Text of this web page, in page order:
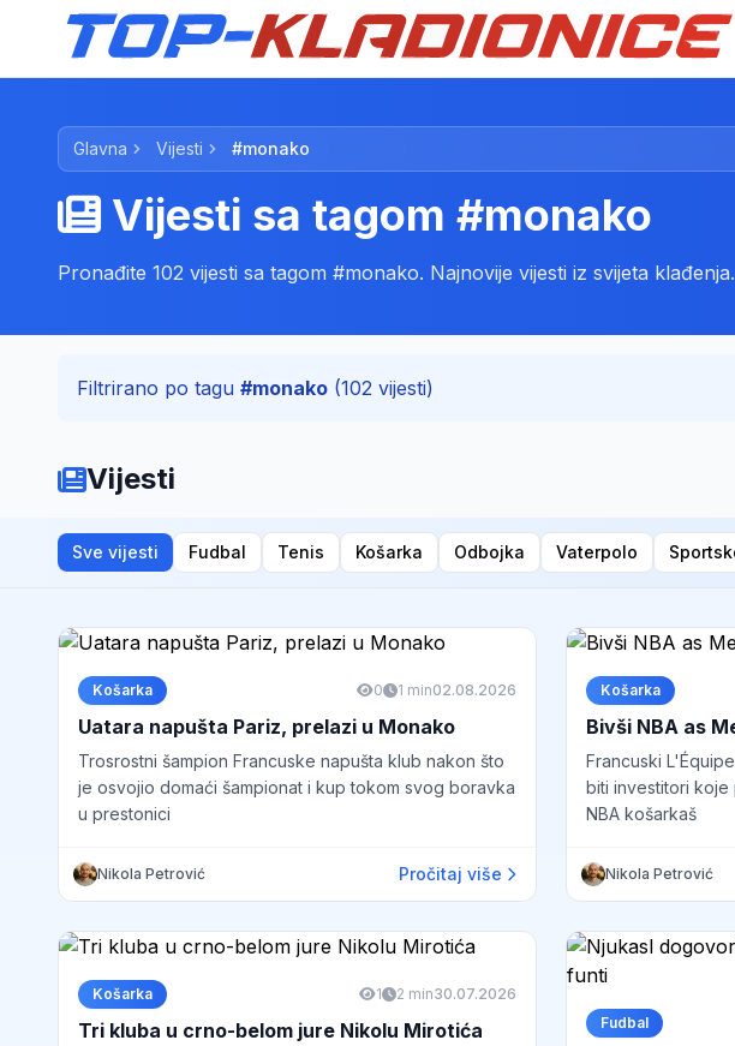
Glavna Vijesti #monako
Vijesti sa tagom #monako
Pronađite 102 vijesti sa tagom #monako. Najnovije vijesti iz svijeta klađenja.
Filtrirano po tagu #monako (102 vijesti)
Vijesti
Sve vijesti Fudbal Tenis Košarka Odbojka Vaterpolo
Košarka 0 1 min02.08.2026
Uatara napušta Pariz, prelazi u Monako
Trosrostni šampion Francuske napušta klub nakon što
je osvojio domaći šampionat i kup tokom svog boravka
u prestonici
Nikola Petrović Pročitaj više
Košarka
Bivši NBA as
Francuski
biti investitori koje
NBA košarkaš
Nikola Petrović
Košarka 1 2 min30.07.2026
Tri kluba u crno-belom jure Nikolu Mirotića Fudbal